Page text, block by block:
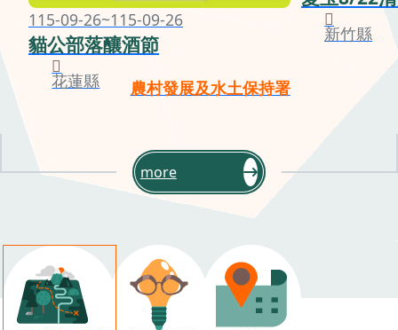
115-09-26~115-09-26
貓公部落釀酒節
花蓮縣 農村發展及水土保持署
新竹縣
more